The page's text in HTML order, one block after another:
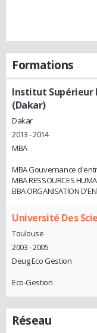
Formations
Institut Supérieur
(Dakar)
Dakar
2013 - 2014
MBA
MBA Gouvernance
MBA RESSOURCES
BBA ORGANISATION
Université Des
Toulouse
2003 - 2005
Deug Eco Gestion
Eco-Gestion
Réseau